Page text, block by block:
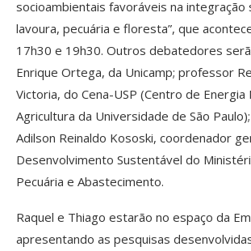
socioambientais favoráveis na integração
lavoura, pecuária e floresta”, que
17h30 e 19h30. Outros debatedores
Enrique Ortega, da Unicamp; professor
Victoria, do Cena-USP (Centro de Energia
Agricultura da Universidade de São
Adilson Reinaldo Kososki, coordenador
Desenvolvimento Sustentável do
Pecuária e Abastecimento.
Raquel e Thiago estarão no espaço da
apresentando as pesquisas